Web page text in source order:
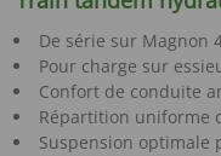
De série sur Magnon
Pour charge sur
Confort de conduite
Répartition uniforme
Suspension optimale